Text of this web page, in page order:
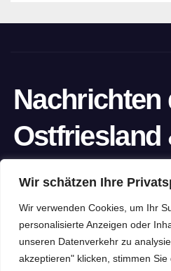
Wir schätzen Ihre
Wir verwenden Cookies, um Ihr
personalisierte Anzeigen oder
unseren Datenverkehr zu
akzeptieren" klicken, stimmen Sie
Nachrichten
Ostfriesland
Stolz präsentiert von WordPress